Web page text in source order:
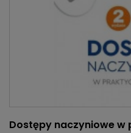
Dostępy naczyniowe w